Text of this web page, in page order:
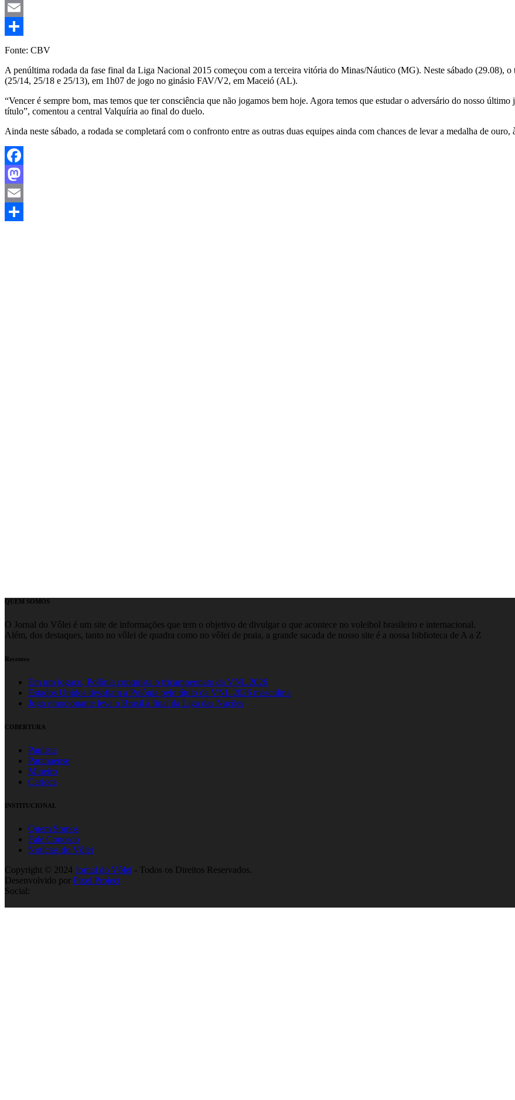
Mastodon
Email
Share
Fonte: CBV
A penúltima rodada da fase final da Liga Nacional 2015 começou com a terceira vitória do Minas/Náutico (MG). Neste sábado (29.08),
(25/14, 25/18 e 25/13), em 1h07 de jogo no ginásio FAV/V2, em Maceió (AL).
“Vencer é sempre bom, mas temos que ter consciência que não jogamos bem hoje. Agora temos que estudar o adversário do nosso
título”, comentou a central Valquíria ao final do duelo.
Ainda neste sábado, a rodada se completará com o confronto entre as outras duas equipes ainda com chances de levar a medalha de
Facebook
Mastodon
Email
QUEM SOMOS
O Jornal do Vôlei é um site de informações que tem o objetivo de divulgar o que acontece no voleibol brasileiro e internacional.
Além, dos destaques, tanto no vôlei de quadra como no vôlei de praia, a grande sacada de nosso site é a nossa biblioteca de A a Z
Recentes
Em um jogaço, Polônia conquista o tricampeonato da VNL 2026
Estados Unidos desafiam a Polônia pelo título da VNL 2026 masculina
Jogo emocionante leva o Brasil à final da Liga das Nações
COBERTURA
Paulista
Paranaense
Mineiro
Carioca
INSTITUCIONAL
Quem Somos
Fale Conosco
Notícias do Vôlei
Copyright © 2024 Jornal do Vôlei - Todos os Direitos Reservados.
Desenvolvido por Pixel Project
Social: